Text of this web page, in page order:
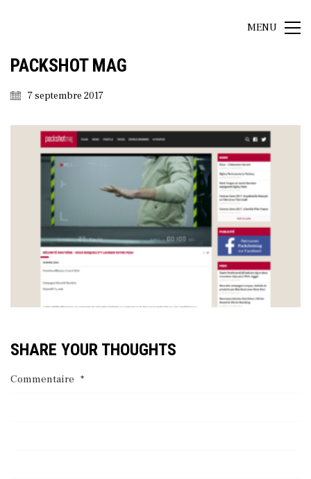
MENU
PACKSHOT MAG
7 septembre 2017
SHARE YOUR THOUGHTS
Commentaire *